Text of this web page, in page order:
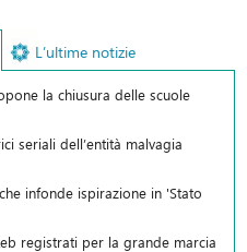
L’ultime notizie
la chiusura delle scuole
seriali dell’entità malvagia
infonde ispirazione in 'Stato
registrati per la grande marcia